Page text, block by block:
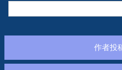
作者投